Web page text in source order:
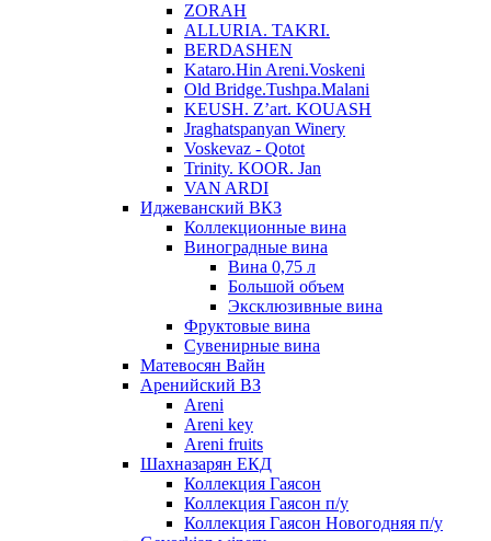
ZORAH
ALLURIA. TAKRI.
BERDASHEN
Kataro.Hin Areni.Voskeni
Old Bridge.Tushpa.Malani
KEUSH. Z’art. KOUASH
Jraghatspanyan Winery
Voskevaz - Qotot
Trinity. KOOR. Jan
VAN ARDI
Иджеванский ВКЗ
Коллекционные вина
Виноградные вина
Вина 0,75 л
Большой объем
Эксклюзивные вина
Фруктовые вина
Cувенирные вина
Матевосян Вайн
Аренийский ВЗ
Areni
Areni key
Areni fruits
Шахназарян ЕКД
Коллекция Гаясон
Коллекция Гаясон п/у
Коллекция Гаясон Новогодняя п/у